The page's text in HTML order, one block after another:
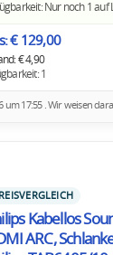
Nur noch 1 auf
€ 129,00
€ 4,90
1
um 17:55 . Wir weisen
Kabellos
ARC,